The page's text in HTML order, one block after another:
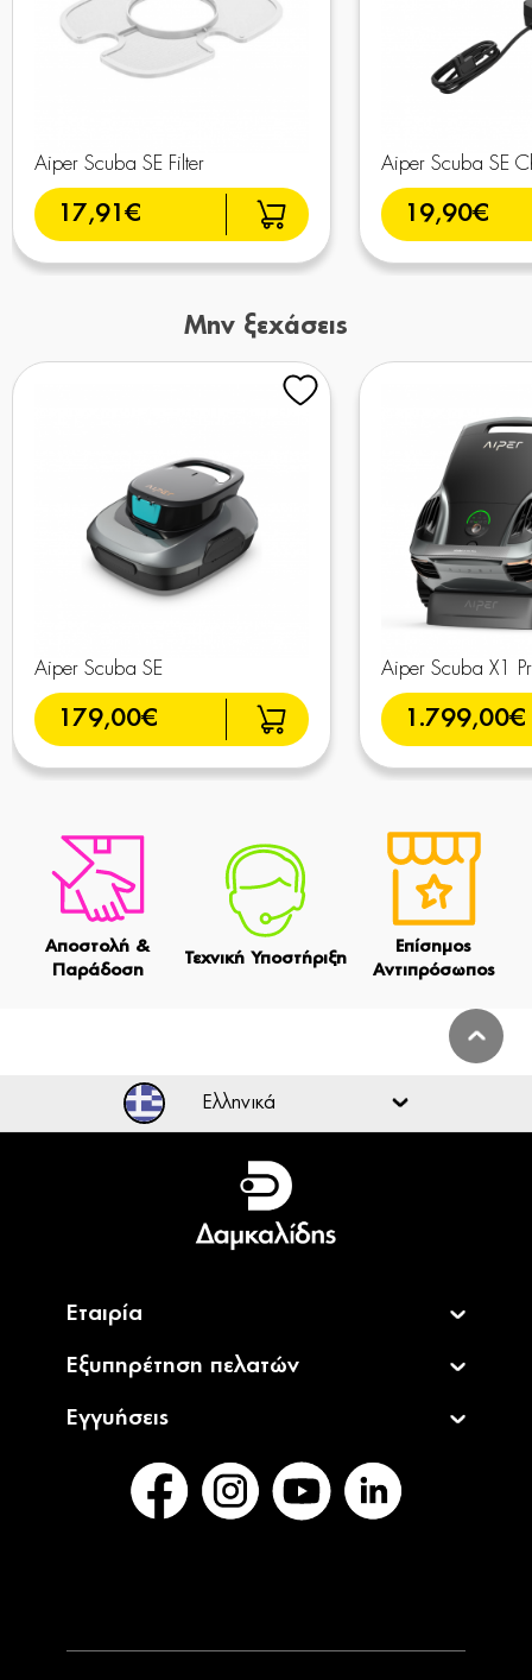
Aiper Scuba SE Filter
17,91€
Aiper Scuba SE
19,90€
Μην ξεχάσεις
Aiper Scuba SE
179,00€
Aiper Scuba X1
1.799,00€
Αποστολή &
Παράδοση
Τεχνική Υποστήριξη
Επίσημος
Αντιπρόσωπος
Ελληνικά
Ελληνικά
English
Εταιρία
Εξυπηρέτηση πελατών
Εγγυήσεις